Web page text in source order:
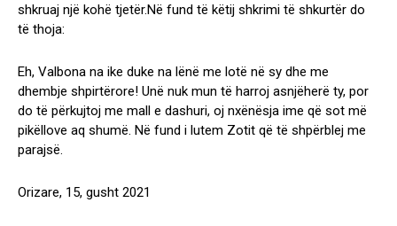
shkruaj një kohë tjetër.Në fund të këtij shkrimi të shkurtër do
të thoja:
Eh, Valbona na ike duke na lënë me lotë në sy dhe me
dhembje shpirtërore! Unë nuk mun të harroj asnjëherë ty, por
do të përkujtoj me mall e dashuri, oj nxënësja ime që sot më
pikëllove aq shumë. Në fund i lutem Zotit që të shpërblej me
parajsë.
Orizare, 15, gusht 2021